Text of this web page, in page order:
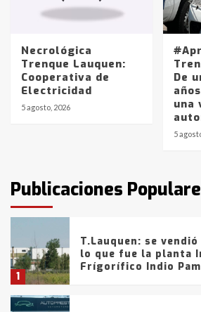
Necrológica
Trenque Lauquen:
Cooperativa de
Electricidad
5 agosto, 2026
De
una
5
Publicaciones
Los precios de los
La Pampa, desde
entre 857 a 1338
La Bolsa de Cereales
Blanca anticipa que
con lluvias y
fueron detenidos por
comercialización de
tarde del sábado
1
T.Lauquen: se
lo que fue la planta
Frígorífico Indio